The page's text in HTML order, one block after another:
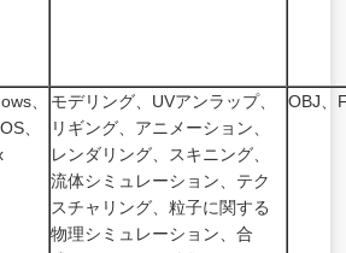
、
、
モデリング、UVアンラップ、
リギング、アニメーション、
レンダリング、スキニング、
流体シミュレーション、テク
スチャリング、粒子に関する
物理シミュレーション、合
OBJ、